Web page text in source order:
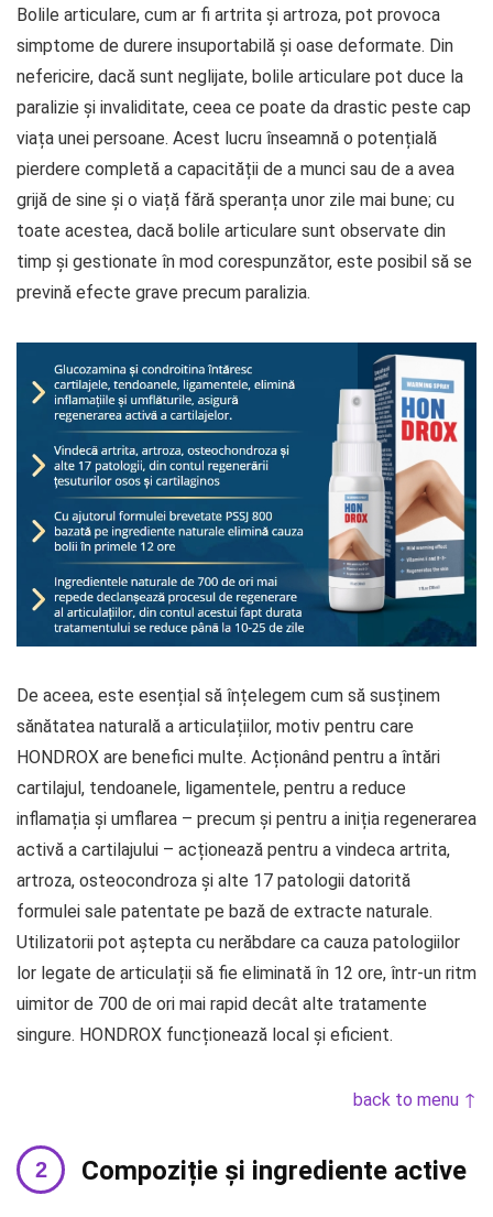
Bolile articulare, cum ar fi artrita și artroza, pot provoca
simptome de durere insuportabilă și oase deformate. Din
nefericire, dacă sunt neglijate, bolile articulare pot duce la
paralizie și invaliditate, ceea ce poate da drastic peste cap
viața unei persoane. Acest lucru înseamnă o potențială
pierdere completă a capacității de a munci sau de a avea
grijă de sine și o viață fără speranța unor zile mai bune; cu
toate acestea, dacă bolile articulare sunt observate din
timp și gestionate în mod corespunzător, este posibil să se
prevină efecte grave precum paralizia.
De aceea, este esențial să înțelegem cum să susținem
sănătatea naturală a articulațiilor, motiv pentru care
HONDROX are benefici multe. Acționând pentru a întări
cartilajul, tendoanele, ligamentele, pentru a reduce
inflamația și umflarea – precum și pentru a iniția regenerarea
activă a cartilajului – acționează pentru a vindeca artrita,
artroza, osteocondroza și alte 17 patologii datorită
formulei sale patentate pe bază de extracte naturale.
Utilizatorii pot aștepta cu nerăbdare ca cauza patologiilor
lor legate de articulații să fie eliminată în 12 ore, într-un ritm
uimitor de 700 de ori mai rapid decât alte tratamente
singure. HONDROX funcționează local și eficient.
back to menu ↑
Compoziție și ingrediente active